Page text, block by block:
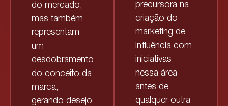
do mercado,
mas também
representam
um
desdobramento
do conceito da
marca,
gerando desejo
precursora na
criação do
marketing de
influência com
iniciativas
nessa área
antes de
qualquer outra